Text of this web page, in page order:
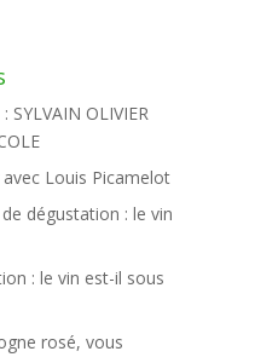
SYLVAIN OLIVIER
Louis Picamelot
dégustation : le vin
: le vin est-il sous
rosé, vous